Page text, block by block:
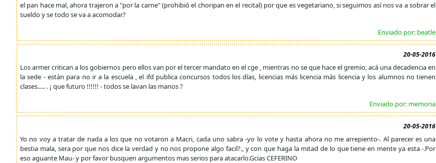
el pan hace mal, ahora trajeron a "por la carne" (prohibió el choripan en el recital) por que es vegetariano, si seguimos así nos va a sobrar el
sueldo y se todo se va a acomodar?
Enviado por: beatle
20-05-2016
Los armer critican a los gobiernos pero ellos van por el tercer mandato en el cge , mientras no se que hace el gremio, acá una decadencia en
la sede - están para no ir a la escuela , el ifd publica concursos todos los días, licencias más licencia más licencia y los alumnos no tienen
clases..... . ¡ que futuro !!!!!! - todos se lavan las manos ?
Enviado por: memoria
20-05-2016
Yo no voy a tratar de nada a los que no votaron a Macri, cada uno sabra -yo lo vote y hasta ahora no me arrepiento-. Al parecer es una
bestia mala, sera por que nos dice la verdad y no nos propone algo facil?., y con que haga la mitad de lo que tiene en mente ya esta -.Por
eso aguante Mau- y por favor busquen argumentos mas serios para atacarlo.Gcias CEFERINO